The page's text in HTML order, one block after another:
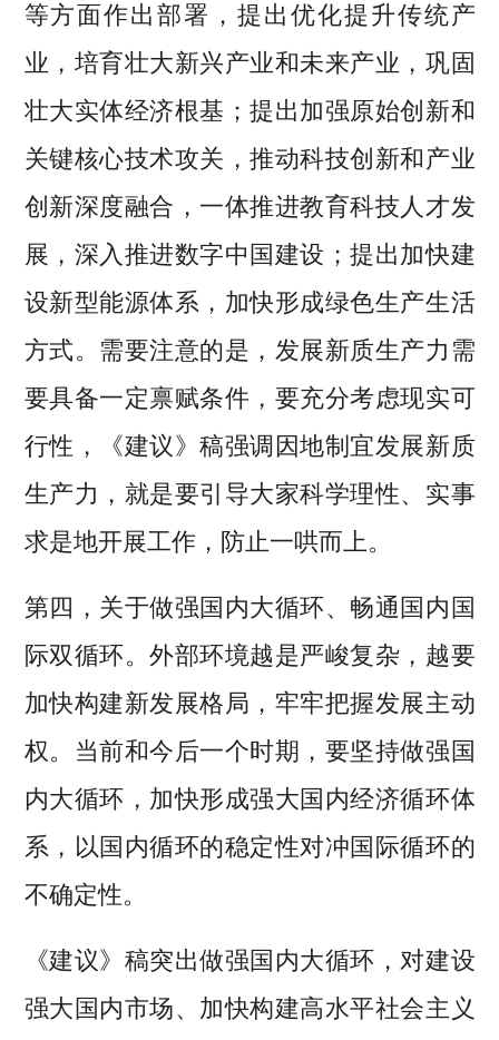
等方面作出部署，提出优化提升传统产
业，培育壮大新兴产业和未来产业，巩固
壮大实体经济根基；提出加强原始创新和
关键核心技术攻关，推动科技创新和产业
创新深度融合，一体推进教育科技人才发
展，深入推进数字中国建设；提出加快建
设新型能源体系，加快形成绿色生产生活
方式。需要注意的是，发展新质生产力需
要具备一定禀赋条件，要充分考虑现实可
行性，《建议》稿强调因地制宜发展新质
生产力，就是要引导大家科学理性、实事
求是地开展工作，防止一哄而上。
第四，关于做强国内大循环、畅通国内国
际双循环。外部环境越是严峻复杂，越要
加快构建新发展格局，牢牢把握发展主动
权。当前和今后一个时期，要坚持做强国
内大循环，加快形成强大国内经济循环体
系，以国内循环的稳定性对冲国际循环的
不确定性。
《建议》稿突出做强国内大循环，对建设
强大国内市场、加快构建高水平社会主义